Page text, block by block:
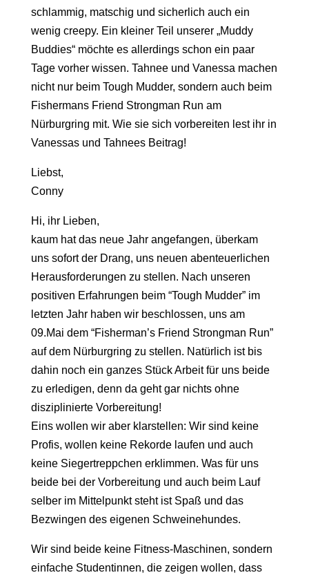
schlammig, matschig und sicherlich auch ein
wenig creepy. Ein kleiner Teil unserer „Muddy
Buddies“ möchte es allerdings schon ein paar
Tage vorher wissen. Tahnee und Vanessa machen
nicht nur beim Tough Mudder, sondern auch beim
Fishermans Friend Strongman Run am
Nürburgring mit. Wie sie sich vorbereiten lest ihr in
Vanessas und Tahnees Beitrag!
Liebst,
Conny
Hi, ihr Lieben,
kaum hat das neue Jahr angefangen, überkam
uns sofort der Drang, uns neuen abenteuerlichen
Herausforderungen zu stellen. Nach unseren
positiven Erfahrungen beim “Tough Mudder” im
letzten Jahr haben wir beschlossen, uns am
09.Mai dem “Fisherman’s Friend Strongman Run”
auf dem Nürburgring zu stellen. Natürlich ist bis
dahin noch ein ganzes Stück Arbeit für uns beide
zu erledigen, denn da geht gar nichts ohne
disziplinierte Vorbereitung!
Eins wollen wir aber klarstellen: Wir sind keine
Profis, wollen keine Rekorde laufen und auch
keine Siegertreppchen erklimmen. Was für uns
beide bei der Vorbereitung und auch beim Lauf
selber im Mittelpunkt steht ist Spaß und das
Bezwingen des eigenen Schweinehundes.
Wir sind beide keine Fitness-Maschinen, sondern
einfache Studentinnen, die zeigen wollen, dass